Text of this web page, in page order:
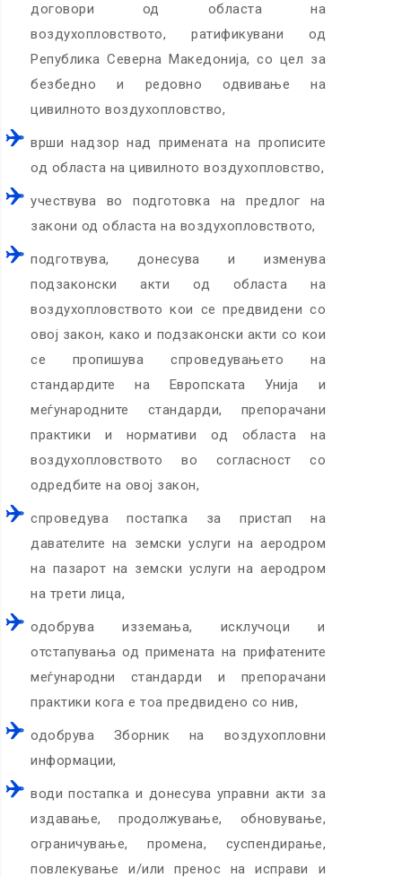
договори од областа на
воздухопловството, ратификувани од
Република Северна Македонија, со цел за
безбедно и редовно одвивање на
цивилното воздухопловство,
врши надзор над примената на прописите
од областа на цивилното воздухопловство,
учествува во подготовка на предлог на
закони од областа на воздухопловството,
подготвува, донесува и изменува
подзаконски акти од областа на
воздухопловството кои се предвидени со
овој закон, како и подзаконски акти со кои
се пропишува спроведувањето на
стандардите на Европската Унија и
меѓународните стандарди, препорачани
практики и нормативи од областа на
воздухопловството во согласност со
одредбите на овој закон,
спроведува постапка за пристап на
давателите на земски услуги на аеродром
на пазарот на земски услуги на аеродром
на трети лица,
одобрува изземања, исклучоци и
отстапувања од примената на прифатените
меѓународни стандарди и препорачани
практики кога е тоа предвидено со нив,
одобрува Зборник на воздухопловни
информации,
води постапка и донесува управни акти за
издавање, продолжување, обновување,
ограничување, промена, суспендирање,
повлекување и/или пренос на исправи и